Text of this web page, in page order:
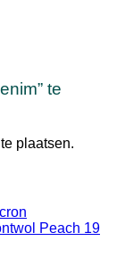
te
plaatsen.